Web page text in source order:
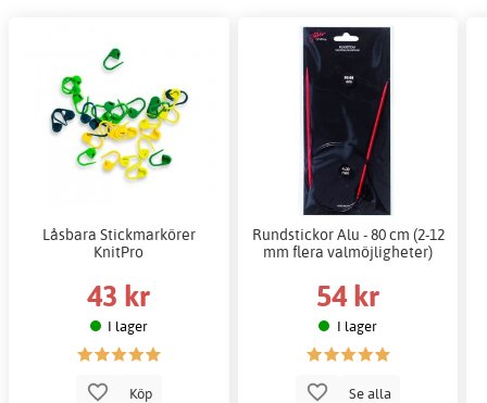
Låsbara Stickmarkörer
KnitPro
43 kr
I lager
Köp
Rundstickor Alu - 80 cm (2-12
mm flera valmöjligheter)
54 kr
I lager
Se alla